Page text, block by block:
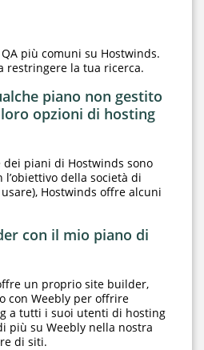
più comuni su Hostwinds.
restringere la tua ricerca.
piano non gestito
opzioni di hosting
piani di Hostwinds sono
della società di
Hostwinds offre alcuni
con il mio piano di
un proprio site builder,
con Weebly per offrire
a tutti i suoi utenti di hosting
più su Weebly nella nostra
di siti.